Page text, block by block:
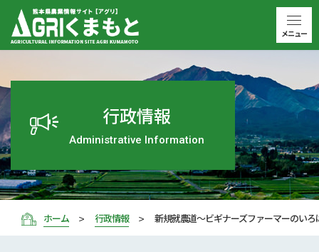
行政情報
Administrative Information
ホーム 行政情報 新規就農道～ビギナーズファーマーのい
メニュー